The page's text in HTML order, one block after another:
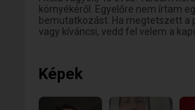
környékéről. Egyelőre nem írtam
bemutatkozást. Ha megtetszett a
vagy kíváncsi, vedd fel velem a
Képek